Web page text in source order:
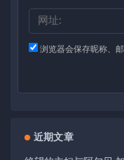
浏览器会保存昵称、
近期文章